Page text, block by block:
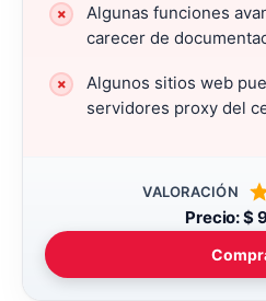
Algunas funciones
carecer de
Algunos sitios web
servidores proxy del
VALORACIÓN
Precio: $